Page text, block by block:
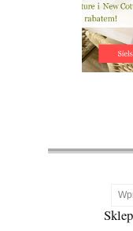
Sklep